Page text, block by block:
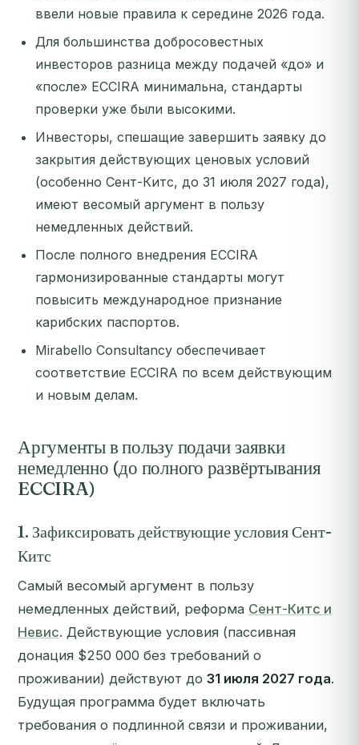
ввели новые правила к середине 2026 года.
Для большинства добросовестных
инвесторов разница между подачей «до» и
«после» ECCIRA минимальна, стандарты
проверки уже были высокими.
Инвесторы, спешащие завершить заявку до
закрытия действующих ценовых условий
(особенно Сент-Китс, до 31 июля 2027 года),
имеют весомый аргумент в пользу
немедленных действий.
После полного внедрения ECCIRA
гармонизированные стандарты могут
повысить международное признание
карибских паспортов.
Mirabello Consultancy обеспечивает
соответствие ECCIRA по всем действующим
и новым делам.
Аргументы в пользу подачи заявки
немедленно (до полного развёртывания
ECCIRA)
1. Зафиксировать действующие условия Сент-
Китс
Самый весомый аргумент в пользу
немедленных действий, реформа Сент-Китс и
Невис. Действующие условия (пассивная
донация $250 000 без требований о
проживании) действуют до 31 июля 2027 года.
Будущая программа будет включать
требования о подлинной связи и проживании,